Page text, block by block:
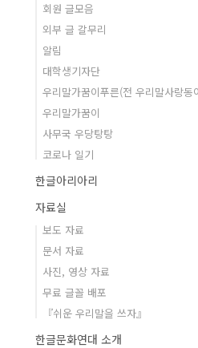
회원 글모음
외부 글 갈무리
알림
대학생기자단
우리말가꿈이푸른(전 우리말사랑동
우리말가꿈이
사무국 우당탕탕
코로나 일기
한글아리아리
자료실
보도 자료
문서 자료
사진, 영상 자료
무료 글꼴 배포
『쉬운 우리말을 쓰자』
한글문화연대 소개